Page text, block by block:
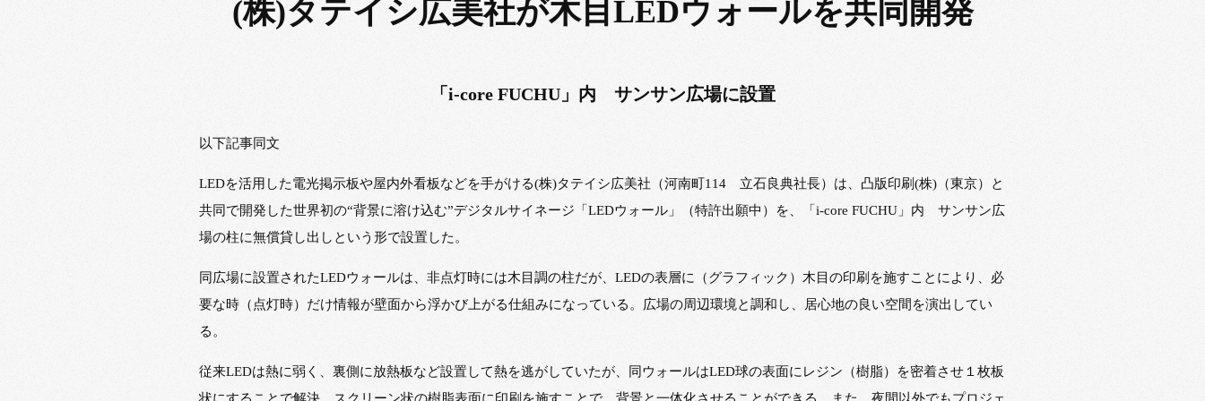
(株)タテイシ広美社が木目LEDウォールを共同開発
「i-core FUCHU」内 サンサン広場に設置
以下記事同文
LEDを活用した電光掲示板や屋内外看板などを手がける(株)タテイシ広美社（河南町114 立石良典社長）は、凸版印刷(株)（東京）と
共同で開発した世界初の“背景に溶け込む”デジタルサイネージ「LEDウォール」（特許出願中）を、「i-core FUCHU」内 サンサン広
場の柱に無償貸し出しという形で設置した。
同広場に設置されたLEDウォールは、非点灯時には木目調の柱だが、LEDの表層に（グラフィック）木目の印刷を施すことにより、必
要な時（点灯時）だけ情報が壁面から浮かび上がる仕組みになっている。広場の周辺環境と調和し、居心地の良い空間を演出してい
る。
従来LEDは熱に弱く、裏側に放熱板など設置して熱を逃がしていたが、同ウォールはLED球の表面にレジン（樹脂）を密着させ１枚板
状にすることで解決。スクリーン状の樹脂表面に印刷を施すことで、背景と一体化させることができる。また、夜間以外でもプロジェ